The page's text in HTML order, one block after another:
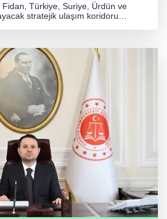
Fidan, Türkiye, Suriye, Ürdün ve
stratejik ulaşım koridoru